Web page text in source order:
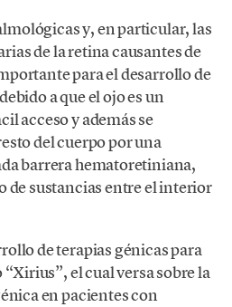
y, en particular, las
de la retina causantes de
para el desarrollo de
a que el ojo es un
acceso y además se
del cuerpo por una
barrera hematoretiniana,
de sustancias entre el interior
de terapias génicas para
el cual versa sobre la
en pacientes con